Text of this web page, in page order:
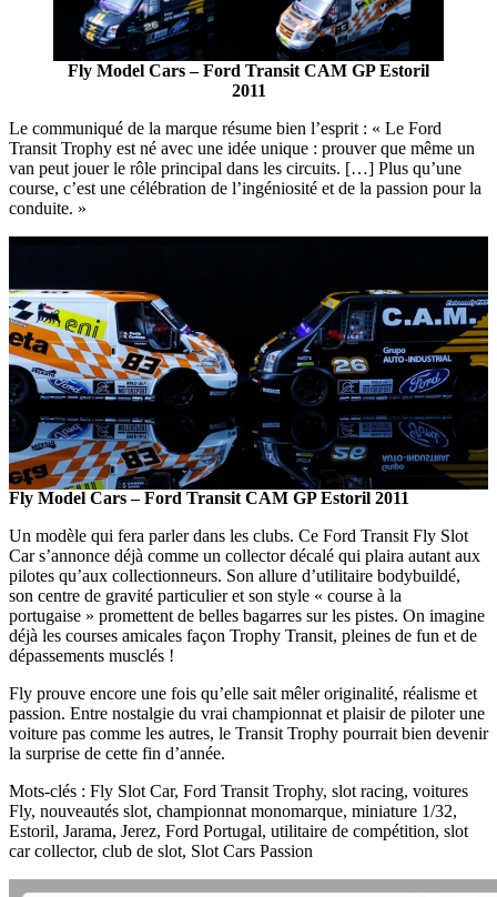
Fly Model Cars – Ford Transit CAM GP Estoril
2011
Le communiqué de la marque résume bien l’esprit : « Le Ford
Transit Trophy est né avec une idée unique : prouver que même un
van peut jouer le rôle principal dans les circuits. […] Plus qu’une
course, c’est une célébration de l’ingéniosité et de la passion pour la
conduite. »
Fly Model Cars – Ford Transit CAM GP Estoril 2011
Un modèle qui fera parler dans les clubs. Ce Ford Transit Fly Slot
Car s’annonce déjà comme un collector décalé qui plaira autant aux
pilotes qu’aux collectionneurs. Son allure d’utilitaire bodybuildé,
son centre de gravité particulier et son style « course à la
portugaise » promettent de belles bagarres sur les pistes. On imagine
déjà les courses amicales façon Trophy Transit, pleines de fun et de
dépassements musclés !
Fly prouve encore une fois qu’elle sait mêler originalité, réalisme et
passion. Entre nostalgie du vrai championnat et plaisir de piloter une
voiture pas comme les autres, le Transit Trophy pourrait bien devenir
la surprise de cette fin d’année.
Mots-clés : Fly Slot Car, Ford Transit Trophy, slot racing, voitures
Fly, nouveautés slot, championnat monomarque, miniature 1/32,
Estoril, Jarama, Jerez, Ford Portugal, utilitaire de compétition, slot
car collector, club de slot, Slot Cars Passion